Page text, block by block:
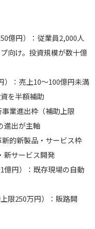
億円）：従業員2,000人
向け。投資規模が数十億
）：売上10〜100億円未満
を半額補助
業進出枠（補助上限
進出が主軸
的新製品・サービス枠
新サービス開発
億円）：既存現場の自動
限250万円）：販路開